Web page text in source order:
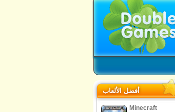
أفضل الألعاب
Minecraft